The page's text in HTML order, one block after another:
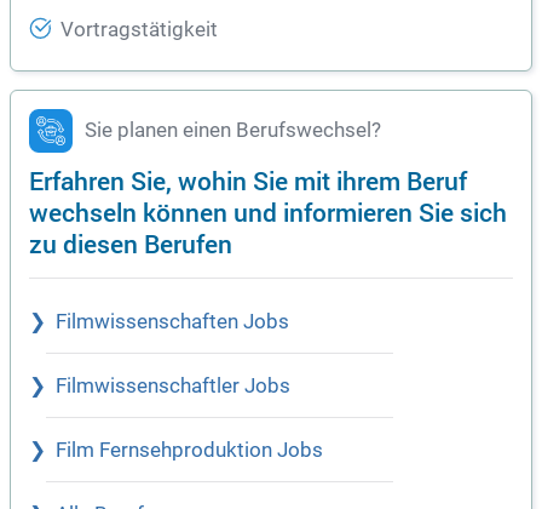
Vortragstätigkeit
Sie planen einen Berufswechsel?
Erfahren Sie, wohin Sie mit ihrem Beruf
wechseln können und informieren Sie sich
zu diesen Berufen
Filmwissenschaften Jobs
Filmwissenschaftler Jobs
Film Fernsehproduktion Jobs